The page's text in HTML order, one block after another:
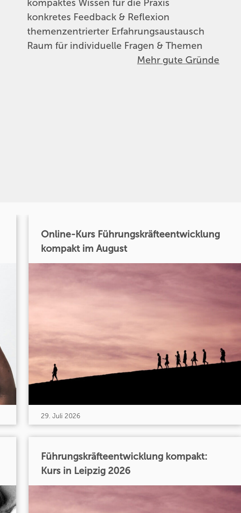
kompaktes Wissen für die Praxis
konkretes Feedback & Reflexion
themenzentrierter Erfahrungsaustausch
Raum für individuelle Fragen & Themen
Mehr gute Gründe
Online-Kurs Führungskräfteentwicklung
kompakt im August
29. Juli 2026
Führungskräfteentwicklung kompakt:
Kurs in Leipzig 2026